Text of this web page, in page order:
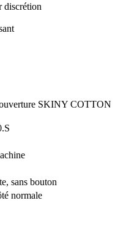
discrétion
SKINY COTTON
sans bouton
normale